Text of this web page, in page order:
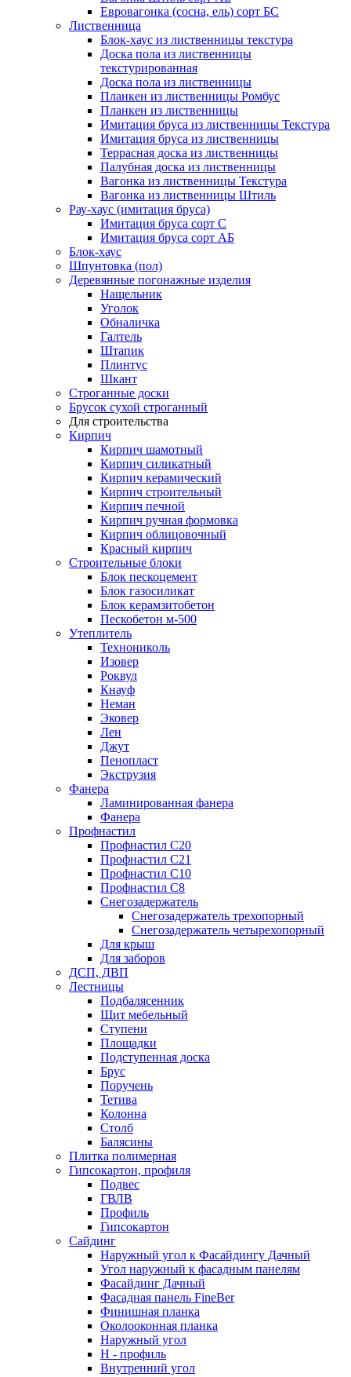
Евровагонка (сосна, ель) сорт БС
Лиственница
Блок-хаус из лиственницы текстура
Доска пола из лиственницы
текстурированная
Доска пола из лиственницы
Планкен из лиственницы Ромбус
Планкен из лиственницы
Имитация бруса из лиственницы Текстура
Имитация бруса из лиственницы
Террасная доска из лиственницы
Палубная доска из лиственницы
Вагонка из лиственницы Текстура
Вагонка из лиственницы Штиль
Рау-хаус (имитация бруса)
Имитация бруса сорт С
Имитация бруса сорт АБ
Блок-хаус
Шпунтовка (пол)
Деревянные погонажные изделия
Нащельник
Уголок
Обналичка
Галтель
Штапик
Плинтус
Шкант
Строганные доски
Брусок сухой строганный
Для строительства
Кирпич
Кирпич шамотный
Кирпич силикатный
Кирпич керамический
Кирпич строительный
Кирпич печной
Кирпич ручная формовка
Кирпич облицовочный
Красный кирпич
Строительные блоки
Блок пескоцемент
Блок газосиликат
Блок керамзитобетон
Пескобетон м-500
Утеплитель
Технониколь
Изовер
Роквул
Кнауф
Неман
Эковер
Лен
Джут
Пенопласт
Экструзия
Фанера
Ламинированная фанера
Фанера
Профнастил
Профнастил С20
Профнастил С21
Профнастил С10
Профнастил С8
Снегозадержатель
Снегозадержатель трехопорный
Снегозадержатель четырехопорный
Для крыш
Для заборов
ДСП, ДВП
Лестницы
Подбалясенник
Щит мебельный
Ступени
Площадки
Подступенная доска
Брус
Поручень
Тетива
Колонна
Столб
Балясины
Плитка полимерная
Гипсокартон, профиля
Подвес
ГВЛВ
Профиль
Гипсокартон
Сайдинг
Наружный угол к Фасайдингу Дачный
Угол наружный к фасадным панелям
Фасайдинг Дачный
Фасадная панель FineBer
Финишная планка
Околооконная планка
Наружный угол
H - профиль
Внутренний угол